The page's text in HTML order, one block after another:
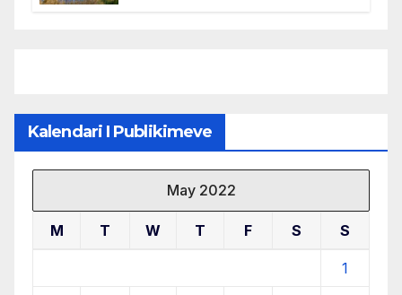
Kalendari I Publikimeve
May 2022
M T W T F S S
1